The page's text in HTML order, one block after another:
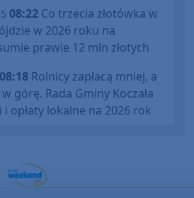
08:22 Co trzecia złotówka w
w 2026 roku na
prawie 12 mln złotych
08:18 Rolnicy zapłacą mniej, a
górę. Rada Gminy Koczała
opłaty lokalne na 2026 rok